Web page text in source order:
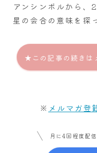
アンシンボルから、
星の会合の意味を探
★この記事の続きは
※ メルマガ登
月に4回程度配